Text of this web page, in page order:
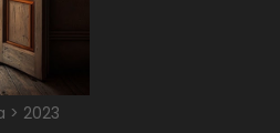
> 2023